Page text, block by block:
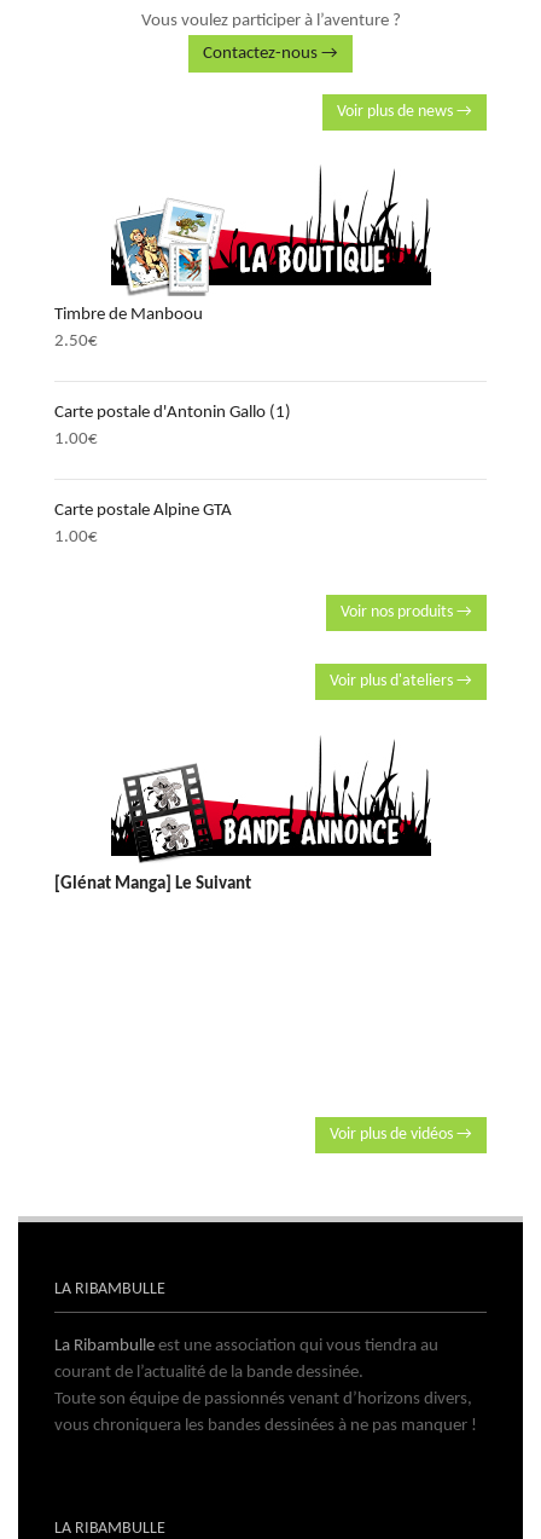
Vous voulez participer à l’aventure ?
Contactez-nous →
Voir plus de news →
Timbre de Manboou
2.50€
Carte postale d'Antonin Gallo (1)
1.00€
Carte postale Alpine GTA
1.00€
Voir nos produits →
Voir plus d'ateliers →
[Glénat Manga] Le Suivant
Voir plus de vidéos →
LA RIBAMBULLE
La Ribambulle est une association qui vous tiendra au
courant de l’actualité de la bande dessinée.
Toute son équipe de passionnés venant d’horizons divers,
vous chroniquera les bandes dessinées à ne pas manquer !
LA RIBAMBULLE